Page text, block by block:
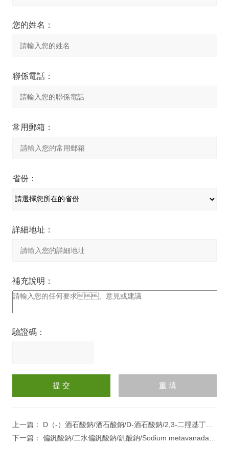
您的姓名：
聯係電話：
常用郵箱：
省份：
詳細地址：
補充說明：
驗證碼：
上一篇： D（-）酒石酸鈉/酒石酸鈉/D-酒石酸鈉/2,3-二羥基丁二酸鈉
下一篇： 偏釩酸鈉/二水偏釩酸鈉/釩酸鈉/Sodium metavanadate dihydrate